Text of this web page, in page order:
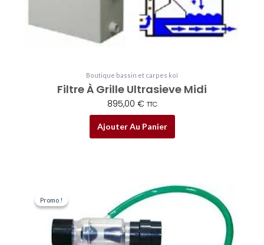
Boutique bassin et carpes koï
Filtre À Grille Ultrasieve Midi
895,00 € TTC
Ajouter Au Panier
Promo !
Promo !
prix
initial
était :
23,90 €.
Le
est :
21,00 €.